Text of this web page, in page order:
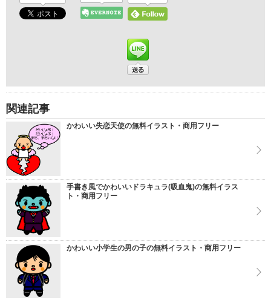
関連記事
かわいい失恋天使の無料イラスト・商用フリー
手書き風でかわいいドラキュラ(吸血鬼)の無料イラス
ト・商用フリー
かわいい小学生の男の子の無料イラスト・商用フリー